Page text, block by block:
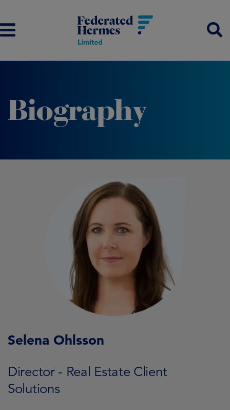
Biography
Selena Ohlsson
Director - Real Estate Client
Solutions